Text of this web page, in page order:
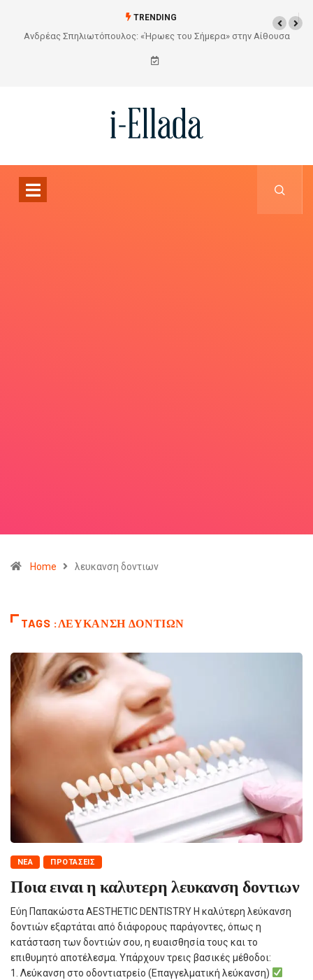
TRENDING
Από το Σχέδιο στην Πραγματικότητα
Home λευκανση δοντιων
TAGS :ΛΕΥΚΑΝΣΗ ΔΟΝΤΙΩΝ
NΈΑ ΠΡΟΤΆΣΕΙΣ
Ποια ειναι η καλυτερη λευκανση δοντιων
Εύη Παπακώστα AESTHETIC DENTISTRY Η καλύτερη λεύκανση
δοντιών εξαρτάται από διάφορους παράγοντες, όπως η
κατάσταση των δοντιών σου, η ευαισθησία τους και το
επιθυμητό αποτέλεσμα. Υπάρχουν τρεις βασικές μέθοδοι:
1. Λεύκανση στο οδοντιατρείο (Επαγγελματική λεύκανση)